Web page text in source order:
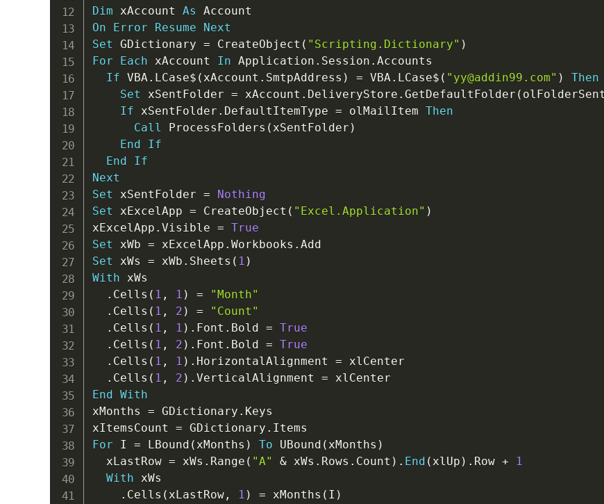
Dim xAccount As
On
Error Resume
Next
Set GDictionary = CreateObject ( "Scripting.Dictionary" )
For
Each xAccount In Application . Session . Accounts
If VBA. LCase$ ( xAccount . SmtpAddress ) = VBA. LCase$ ( "yy@addin99.com" ) Then
Set xSentFolder = xAccount . DeliveryStore . GetDefaultFolder (
If xSentFolder . DefaultItemType = olMailItem Then
Call ProcessFolders ( xSentFolder )
End
If
End
If
Next
Set xSentFolder =
Nothing
Set xExcelApp = CreateObject ( "Excel.Application" )
xExcelApp . Visible = True
Set xWb = xExcelApp . Workbooks .
Set xWs = xWb . Sheets ( 1 )
With xWs
. Cells ( 1 , 1 ) =
"Month"
. Cells ( 1 , 2 ) =
"Count"
. Cells ( 1 , 1 ) . Font . Bold = True
. Cells ( 1 , 2 ) . Font . Bold = True
. Cells ( 1 , 1 ) . HorizontalAlignment = xlCenter
. Cells ( 1 , 2 ) . VerticalAlignment =
End
With
xMonths = GDictionary . Keys
xItemsCount = GDictionary .
For I = LBound ( xMonths ) To UBound ( xMonths )
  xLastRow
= xWs . Range ( "A" & xWs . Rows . Count ) . End ( xlUp ) . Row +
1
With xWs
. Cells ( xLastRow, 1 ) = xMonths ( I )